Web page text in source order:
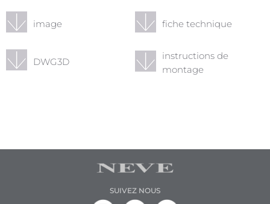
image fiche technique
DWG3D
instructions de
montage
SUIVEZ NOUS